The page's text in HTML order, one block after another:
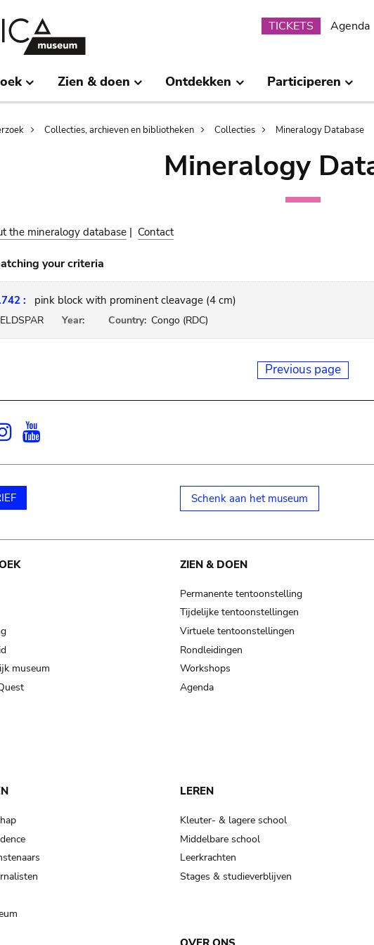
Submenu
TICKETS Agenda
Zien & doen Ontdekken Participeren
Collecties, archieven en bibliotheken Collecties Mineralogy Database
Mineralogy
the mineralogy database | Contact
your criteria
: pink block with prominent cleavage (4 cm)
Year: Country: Congo (RDC)
Previous page
Instagram
Schenk aan het museum
museum
ZIEN & DOEN
Permanente tentoonstelling
Tijdelijke tentoonstellingen
Virtuele tentoonstellingen
Rondleidingen
Workshops
Agenda
LEREN
Kleuter- & lagere school
Middelbare school
Leerkrachten
Stages & studieverblijven